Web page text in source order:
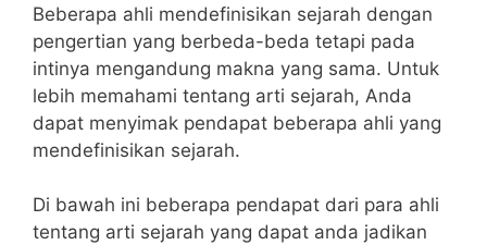
Beberapa ahli mendefinisikan sejarah dengan
pengertian yang berbeda-beda tetapi pada
intinya mengandung makna yang sama. Untuk
lebih memahami tentang arti sejarah, Anda
dapat menyimak pendapat beberapa ahli yang
mendefinisikan sejarah.
Di bawah ini beberapa pendapat dari para ahli
tentang arti sejarah yang dapat anda jadikan